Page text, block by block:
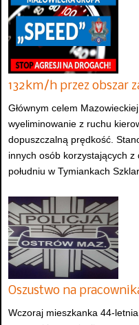
132km/h przez obszar
Głównym celem
wyeliminowanie z ruchu
dopuszczalną prędkość.
innych osób korzystających
południu w Tymiankach
Oszustwo na
Wczoraj mieszkanka 44-